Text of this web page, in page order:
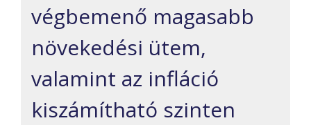
végbemenő magasabb
növekedési ütem,
valamint az infláció
kiszámítható szinten